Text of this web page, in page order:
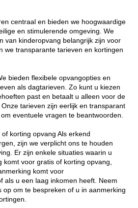
centraal en bieden we hoogwaardige
en stimulerende omgeving. We
van kinderopvang belangrijk zijn voor
we transparante tarieven en kortingen
bieden flexibele opvangopties en
als dagtarieven. Zo kunt u kiezen
past en betaalt u alleen voor de
tarieven zijn eerlijk en transparant
eventuele vragen te beantwoorden.
korting opvang Als erkend
zijn we verplicht ons te houden
Er zijn enkele situaties waarin u
komt voor gratis of korting opvang,
komt voor
als u een laag inkomen heeft. Neem
op om te bespreken of u in aanmerking